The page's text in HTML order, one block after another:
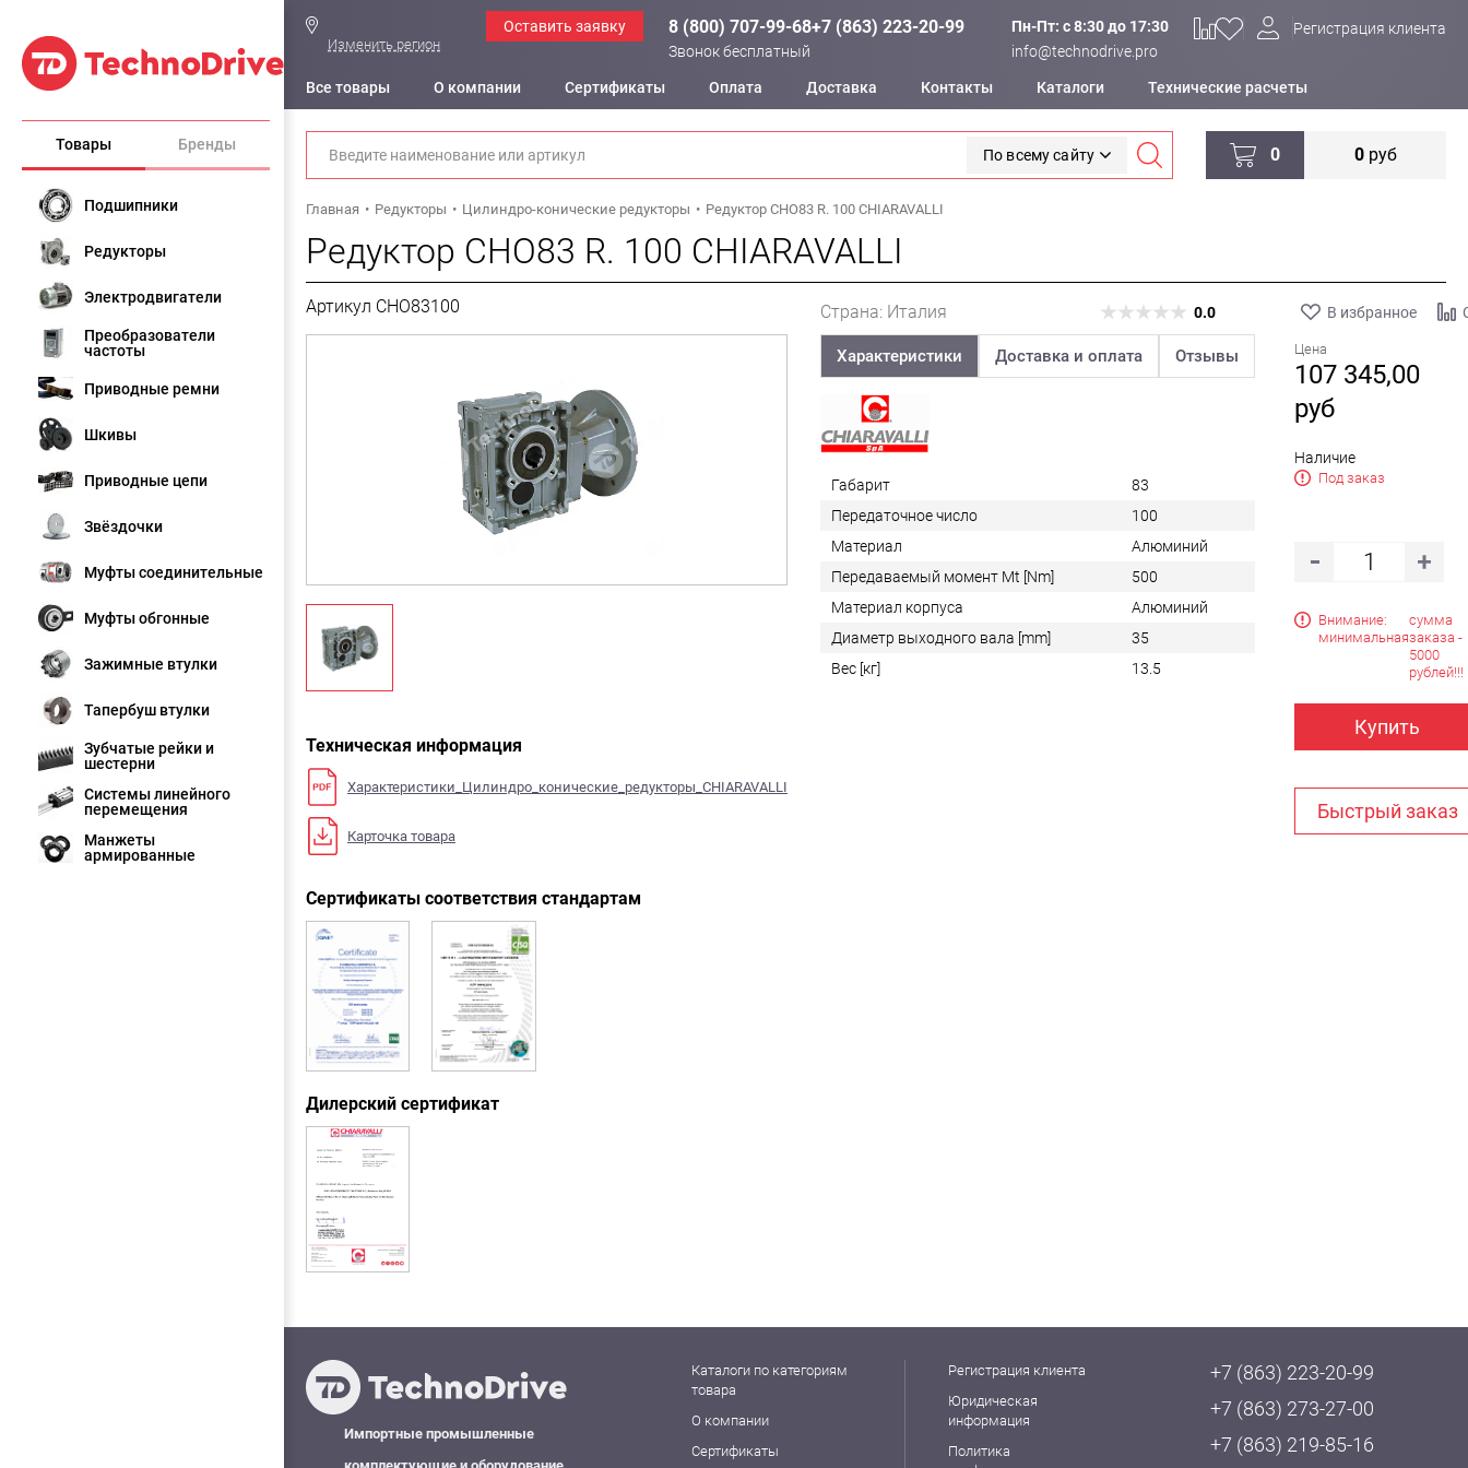
Товары Бренды
Подшипники
Редукторы
Электродвигатели
Преобразователи
частоты
Приводные ремни
Шкивы
Приводные цепи
Звёздочки
Муфты соединительные
Муфты обгонные
Зажимные втулки
Тапербуш втулки
Зубчатые рейки и
шестерни
Системы линейного
перемещения
Манжеты
армированные
Изменить регион
Оставить заявку 8 (800) 707-99-68+7 (863) 223-20-99
Звонок бесплатный
Пн-Пт: c 8:30 до 17:30
info@technodrive.pro
Регистрация клиента
Все товары О компании Сертификаты Оплата Доставка Контакты Каталоги Технические расчеты
По всему сайту 0 0руб
Главная Редукторы Цилиндро-конические редукторы Редуктор CHO83 R. 100 CHIARAVALLI
Редуктор CHO83 R. 100 CHIARAVALLI
Артикул CHO83100 Страна: Италия 0.0 В избранное
Техническая информация
Характеристики_Цилиндро_конические_редукторы_CHIARAVALLI
Карточка товара
Сертификаты соответствия стандартам
Дилерский сертификат
Цена
107 345,00
руб
Наличие
Под заказ
Внимание:
минимальная
сумма
заказа -
5000
рублей!!!
Купить
Быстрый заказ
Характеристики Доставка и оплата Отзывы
Габарит
83
Передаточное число
100
Материал
Алюминий
Передаваемый момент Mt [Nm]
500
Материал корпуса
Алюминий
Диаметр выходного вала [mm]
35
Вес [кг]
13.5
Импортные промышленные
Каталоги по категориям
товара
О компании
Сертификаты
Регистрация клиента
Юридическая
информация
Политика
+7 (863) 223-20-99
+7 (863) 273-27-00
+7 (863) 219-85-16